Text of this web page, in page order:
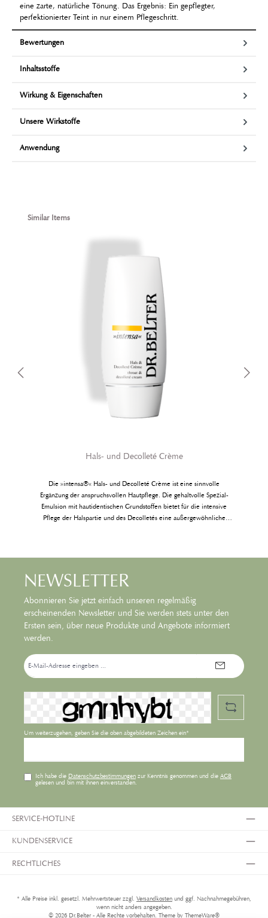
eine zarte, natürliche Tönung. Das Ergebnis: Ein gepflegter,
perfektionierter Teint in nur einem Pflegeschritt.
Bewertungen
Inhaltsstoffe
Wirkung & Eigenschaften
Unsere Wirkstoffe
Anwendung
Produktgalerie überspringen
Similar Items
Hals- und Decolleté Crème
Die »intensa®« Hals- und Decolleté Crème ist eine sinnvolle
Ergänzung der anspruchsvollen Hautpflege. Die gehaltvolle Spezial-
Emulsion mit hautidentischen Grundstoffen bietet für die intensive
Pflege der Halspartie und des Decolletés eine außergewöhnliche
NEWSLETTER
Abonnieren Sie jetzt einfach unseren regelmäßig
erscheinenden Newsletter und Sie werden stets unter den
Ersten sein, über neue Produkte und Angebote informiert
werden.
E-
Mail-
Adresse*
Um weiterzugehen, geben Sie die oben abgebildeten Zeichen ein*
Ich habe die Datenschutzbestimmungenzur Kenntnis genommen und die AGB
gelesen und bin mit ihnen einverstanden.
SERVICE-HOTLINE
KUNDENSERVICE
RECHTLICHES
* Alle Preise inkl. gesetzl. Mehrwertsteuer zzgl. Versandkosten und ggf. Nachnahmegebühren,
wenn nicht anders angegeben.
© 2026 Dr.Belter - Alle Rechte vorbehalten. Theme by ThemeWare®